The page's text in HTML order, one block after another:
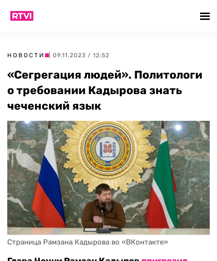
НОВОСТИ | 09.11.2023 / 12:52
«Сегрегация людей». Политологи
о требовании Кадырова знать
чеченский язык
Страница Рамзана Кадырова во «ВКонтакте»